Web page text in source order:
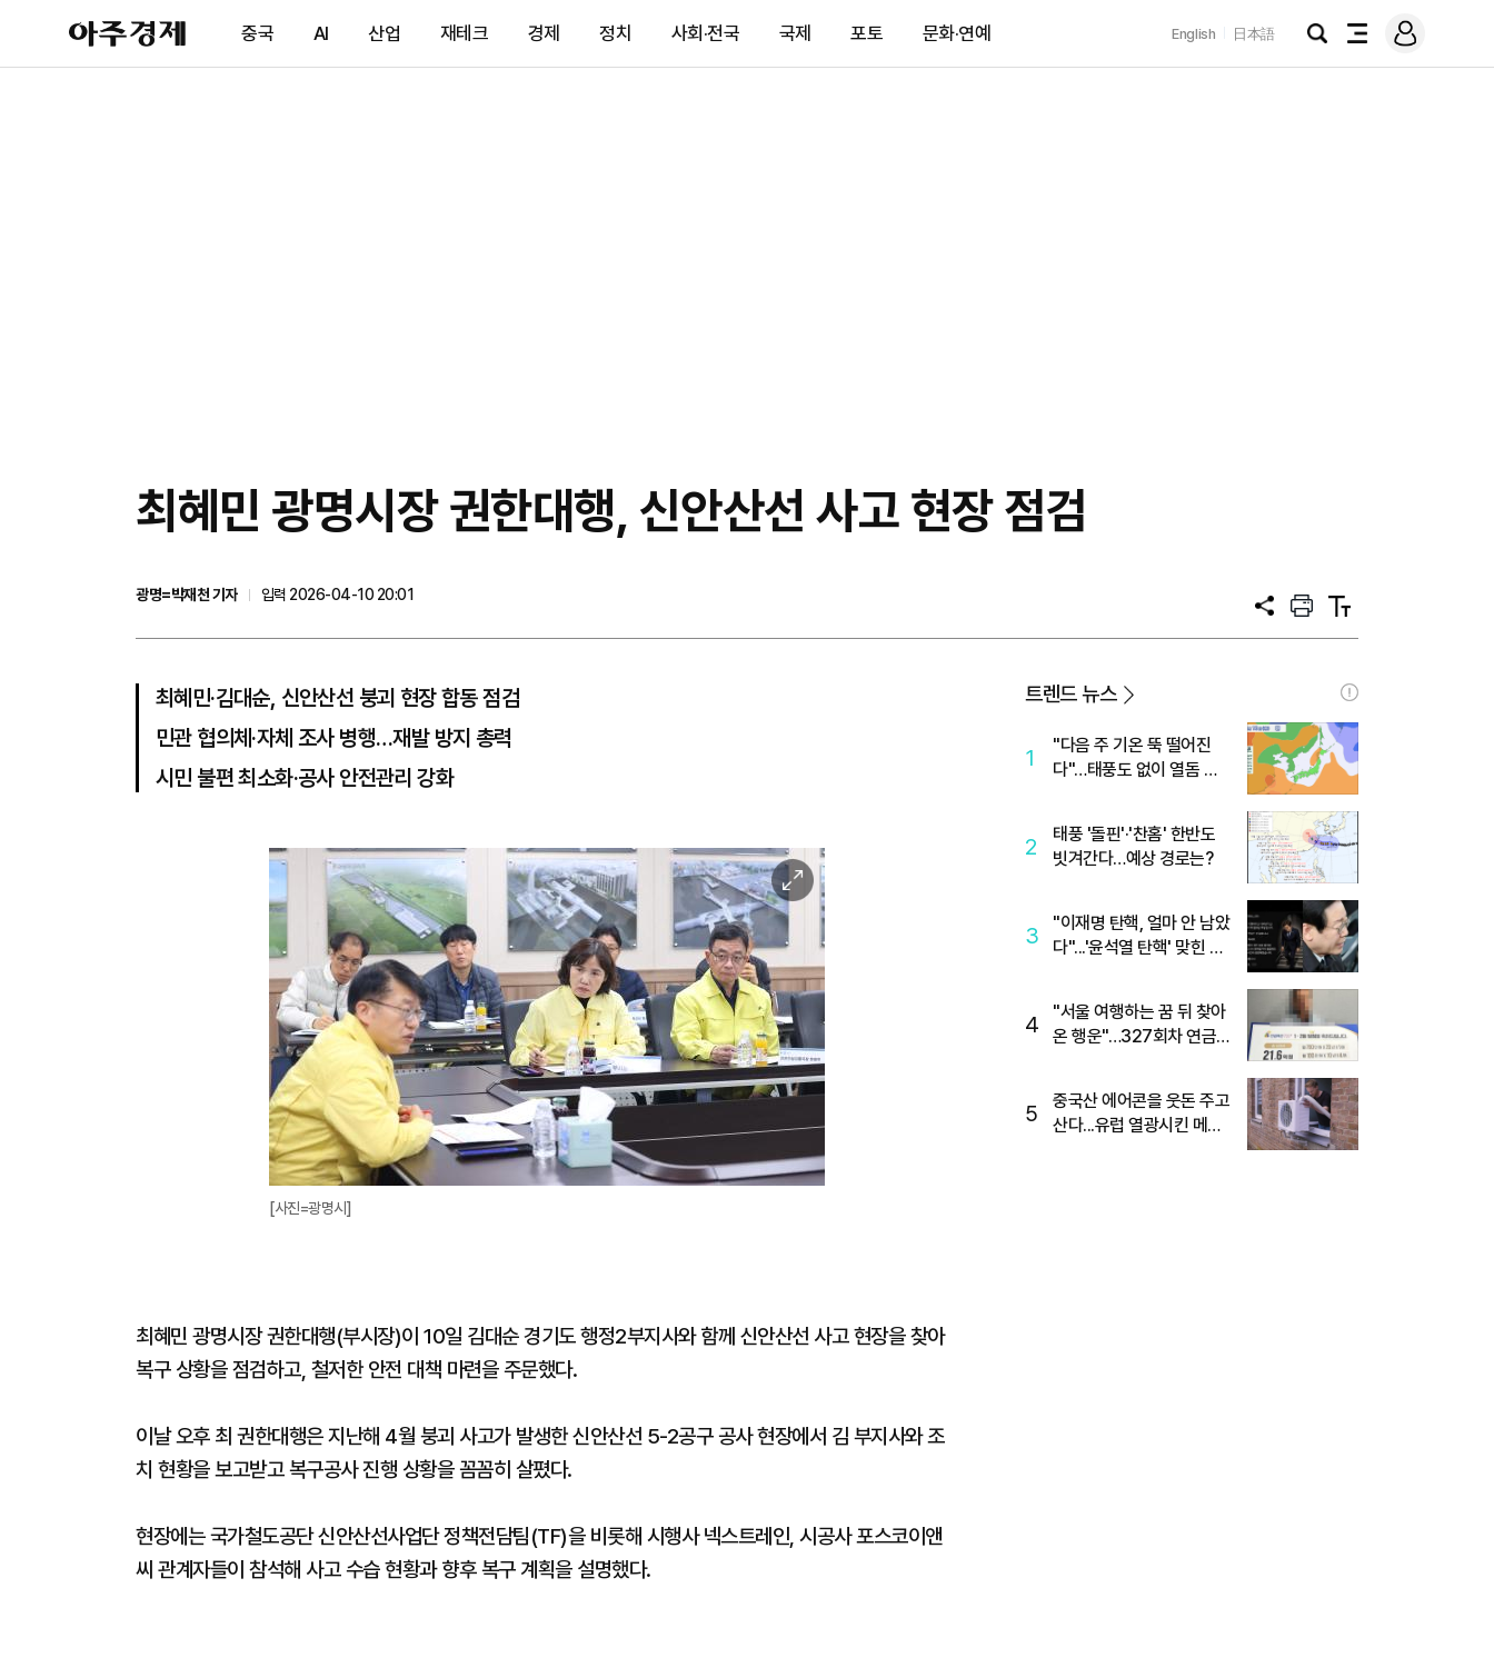
아
주
제
중국 AI 산업 재테크 경제 정치 사회·전국 국제 포토 문화·연예 English 日本語
검
전
메
그
최혜민 광명시장 권한대행, 신안산선 사고 현장 점검
광명=박재천 기자
입력 2026-04-10 20:01
공
프
트
텍
트
최혜민·김대순, 신안산선 붕괴 현장 합동 점검
민관 협의체·자체 조사 병행…재발 방지 총력
시민 불편 최소화·공사 안전관리 강화
이
미
지
확
대
[사진=광명시]
최혜민 광명시장 권한대행(부시장)이 10일 김대순 경기도 행정2부지사와 함께 신안산선 사고 현장을 찾아
복구 상황을 점검하고, 철저한 안전 대책 마련을 주문했다.
이날 오후 최 권한대행은 지난해 4월 붕괴 사고가 발생한 신안산선 5-2공구 공사 현장에서 김 부지사와 조
치 현황을 보고받고 복구공사 진행 상황을 꼼꼼히 살폈다.
현장에는 국가철도공단 신안산선사업단 정책전담팀(TF)을 비롯해 시행사 넥스트레인, 시공사 포스코이앤
씨 관계자들이 참석해 사고 수습 현황과 향후 복구 계획을 설명했다.
트렌드 뉴스
1
"다음 주 기온 뚝 떨어진
다"…태풍도 없이 열돔 박
2
태풍 '돌핀'·'찬홈' 한반도
빗겨간다…예상 경로는?
3
"이재명 탄핵, 얼마 안 남았
다"...'윤석열 탄핵' 맞힌 무
4
"서울 여행하는 꿈 뒤 찾아
온 행운"…327회차 연금
5
중국산 에어콘을 웃돈 주고
산다...유럽 열광시킨 메이